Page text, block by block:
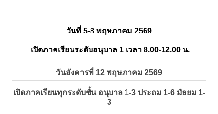
วันที่ 5-8 พฤษภาคม 2569
เปิดภาคเรียนระดับอนุบาล 1 เวลา 8.00-12.00 น.
วันอังคารที่ 12 พฤษภาคม 2569
เปิดภาคเรียนทุกระดับชั้น อนุบาล 1-3 ประถม 1-6 มัธยม 1-
3